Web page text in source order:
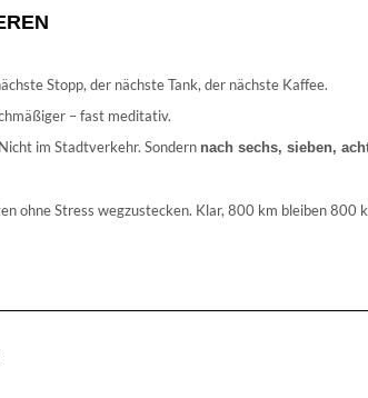
Stopp, der nächste Tank, der nächste Kaffee.
– fast meditativ.
im Stadtverkehr. Sondern nach sechs, sieben,
ohne Stress wegzustecken. Klar, 800 km bleiben 800